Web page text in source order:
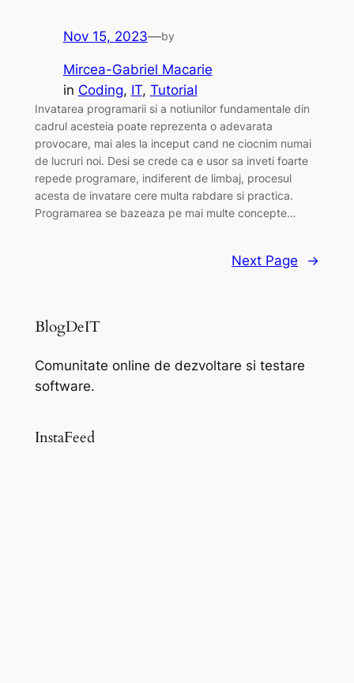
Nov 15, 2023—by
Mircea-Gabriel Macarie
in Coding, IT, Tutorial
Invatarea programarii si a notiunilor fundamentale din
cadrul acesteia poate reprezenta o adevarata
provocare, mai ales la inceput cand ne ciocnim numai
de lucruri noi. Desi se crede ca e usor sa inveti foarte
repede programare, indiferent de limbaj, procesul
acesta de invatare cere multa rabdare si practica.
Programarea se bazeaza pe mai multe concepte…
Next Page →
BlogDeIT
Comunitate online de dezvoltare si testare
software.
InstaFeed